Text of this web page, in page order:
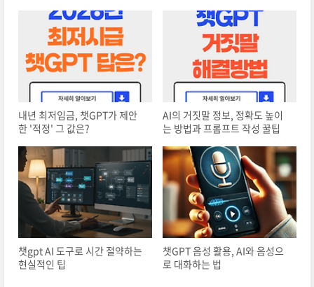
내년 최저임금, 챗GPT가 제안
한 '적정' 그 값은?
AI의 거짓말 정보, 정확도 높이
는 방법과 프롬프트 작성 꿀팁
챗gpt AI 도구로 시간 절약하는
현실적인 팁
챗GPT 음성 활용, AI와 음성으
로 대화하는 법